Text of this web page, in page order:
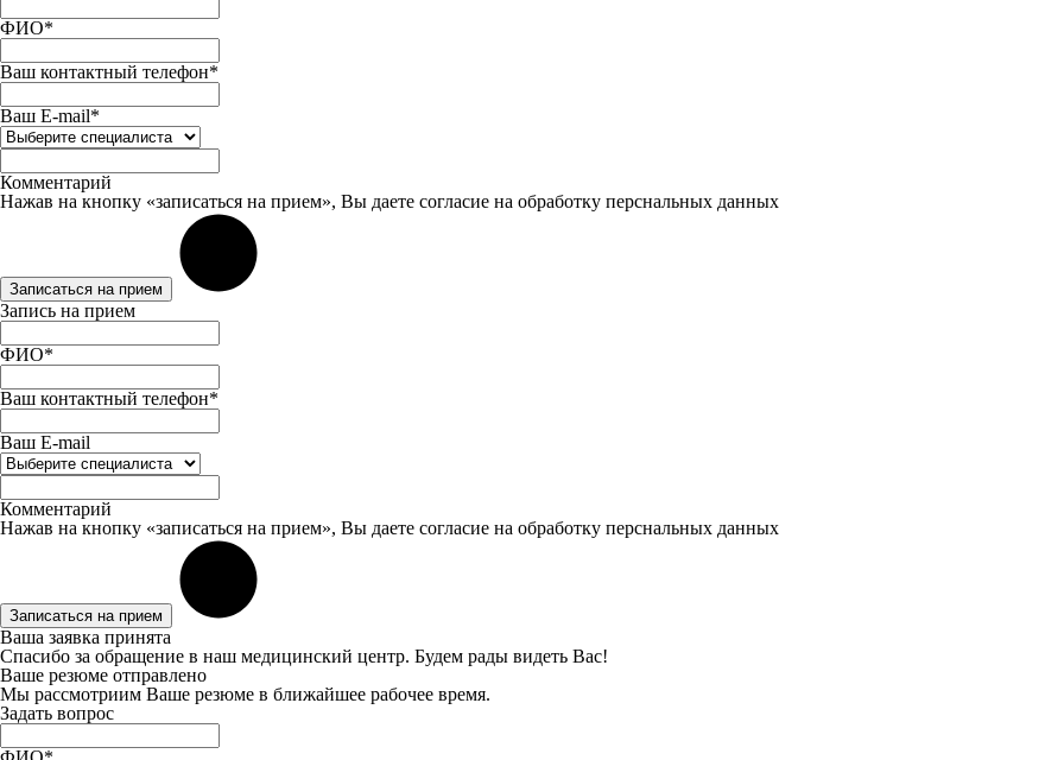
ФИО*
Ваш контактный телефон*
Ваш E-mail*
Комментарий
Нажав на кнопку «записаться на прием», Вы даете согласие на обработку перснальных данных
Записаться на прием
Запись на прием
ФИО*
Ваш контактный телефон*
Ваш E-mail
Комментарий
Нажав на кнопку «записаться на прием», Вы даете согласие на обработку перснальных данных
Записаться на прием
Ваша заявка принята
Спасибо за обращение в наш медицинский центр. Будем рады видеть Вас!
Ваше резюме отправлено
Мы рассмотриим Ваше резюме в ближайшее рабочее время.
Задать вопрос